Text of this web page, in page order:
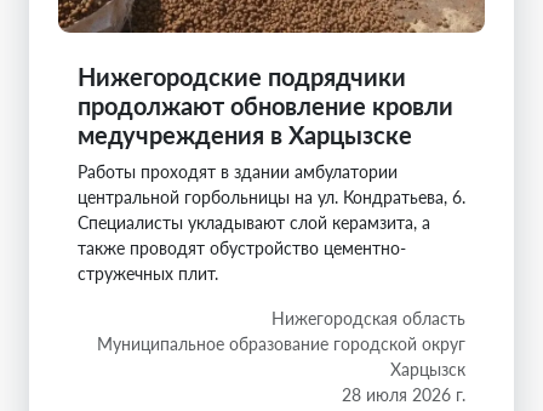
Нижегородские подрядчики
продолжают обновление кровли
медучреждения в Харцызске
Работы проходят в здании амбулатории
центральной горбольницы на ул. Кондратьева, 6.
Специалисты укладывают слой керамзита, а
также проводят обустройство цементно-
стружечных плит.
Нижегородская область
Муниципальное образование городской округ
Харцызск
28 июля 2026 г.